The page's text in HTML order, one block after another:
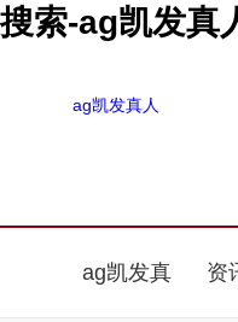
搜索-ag凯发真
ag凯发真人
ag凯发真 资